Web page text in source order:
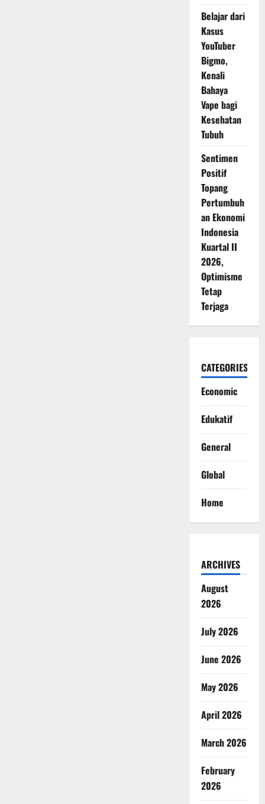
Belajar dari
Kasus
YouTuber
Bigmo,
Kenali
Bahaya
Vape bagi
Kesehatan
Tubuh
Sentimen
Positif
Topang
Pertumbuh
an Ekonomi
Indonesia
Kuartal II
2026,
Optimisme
Tetap
Terjaga
CATEGORIES
Economic
Edukatif
General
Global
Home
ARCHIVES
August
2026
July 2026
June 2026
May 2026
April 2026
March 2026
February
2026